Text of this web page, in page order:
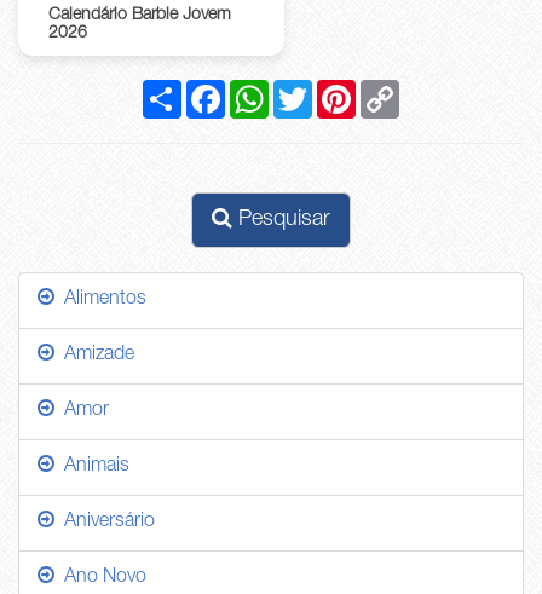
Calendário Barbie Jovem
2026
Compartilhar
FacebookWhatsApp
Twitter Pinterest
Pesquisar
Alimentos
Amizade
Amor
Animais
Aniversário
Ano Novo